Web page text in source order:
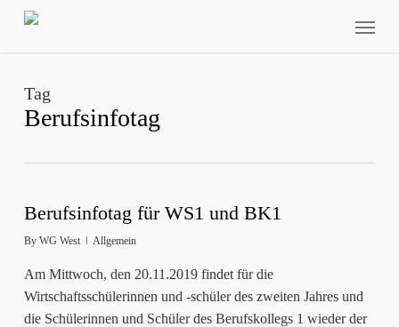
Skip
Tag
Berufsinfotag
Berufsinfotag für WS1 und BK1
By WG West Allgemein
Am Mittwoch, den 20.11.2019 findet für die
Wirtschaftsschülerinnen und -schüler des zweiten Jahres und
die Schülerinnen und Schüler des Berufskollegs 1 wieder der